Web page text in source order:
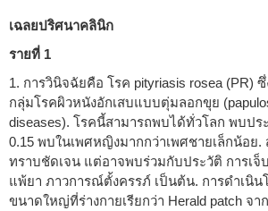
เฉลยปริศนาคลินิก
รายที่ 1
1. การวินิจฉัยคือ โรค pityriasis rosea (PR)
กลุ่มโรคผิวหนังอักเสบแบบตุ่มลอกขุย
diseases). โรคนี้สามารถพบได้ทั่วโลก พบปร
0.15 พบในเพศหญิงมากกว่าเพศชายเล็กน้อย.
ทราบชัดเจน แต่อาจพบร่วมกับประวัติ การเจ็
แพ้ยา ภาวการณ์ตั้งครรภ์ เป็นต้น. การดำเนิ
ขนาดใหญ่ที่ร่างกายเรียกว่า Herald patch จ